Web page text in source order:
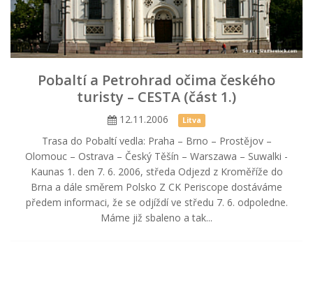
Pobaltí a Petrohrad očima českého
turisty – CESTA (část 1.)
12.11.2006 Litva
Trasa do Pobaltí vedla: Praha – Brno – Prostějov –
Olomouc – Ostrava – Český Těšín – Warszawa – Suwalki -
Kaunas 1. den 7. 6. 2006, středa Odjezd z Kroměříže do
Brna a dále směrem Polsko Z CK Periscope dostáváme
předem informaci, že se odjíždí ve středu 7. 6. odpoledne.
Máme již sbaleno a tak...